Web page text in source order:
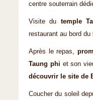
centre souterrain
Visite du temple
restaurant au bord du
Après le repas,
Taung phi et son
découvrir le site de
Coucher du soleil